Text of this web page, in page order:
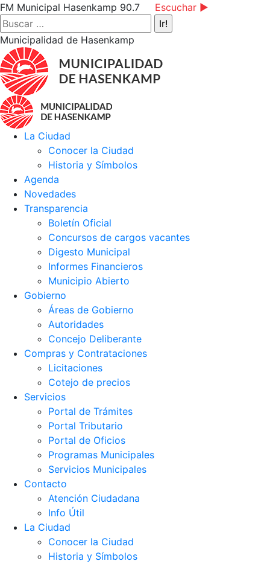
Saltar
al
contenido
Facebook
page
opens
new
window
Instagram
page
opens
new
window
YouTube
page
opens
new
window
FM Municipal Hasenkamp 90.7
Escuchar ►
Buscar:
Municipalidad de Hasenkamp
La Ciudad
Conocer la Ciudad
Historia y Símbolos
Agenda
Novedades
Transparencia
Boletín Oficial
Concursos de cargos vacantes
Digesto Municipal
Informes Financieros
Municipio Abierto
Gobierno
Áreas de Gobierno
Autoridades
Concejo Deliberante
Compras y Contrataciones
Licitaciones
Cotejo de precios
Servicios
Portal de Trámites
Portal Tributario
Portal de Oficios
Programas Municipales
Servicios Municipales
Contacto
Atención Ciudadana
Info Útil
La Ciudad
Conocer la Ciudad
Historia y Símbolos